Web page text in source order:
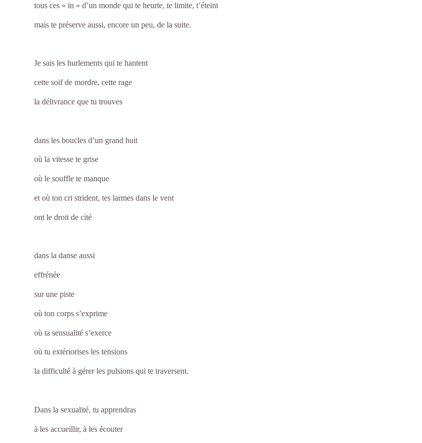
tous ces « in » d’un monde qui te heurte, te limite, t’éteint
mais te préserve aussi, encore un peu, de la suite.
Je sais les hurlements qui te hantent
cette soif de mordre, cette rage
la délivrance que tu trouves
dans les boucles d’un grand huit
où la vitesse te grise
où le souffle te manque
et où ton cri strident, tes larmes dans le vent
ont le droit de cité
dans la danse aussi
effrénée
sur une piste
où ton corps s’exprime
où ta sensualité s’exerce
où tu extériorises les tensions
la difficulté à gérer les pulsions qui te traversent.
Dans la sexualité, tu apprendras
à les accueillir, à les écouter